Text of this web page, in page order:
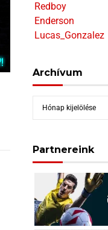
Redboy
Enderson
Lucas_Gonzalez
Archívum
Archívum
Partnereink